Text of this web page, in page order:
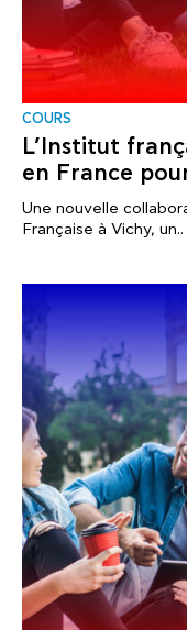
COURS
L’Institut
en France
Une nouvelle
Française à Vichy, un..